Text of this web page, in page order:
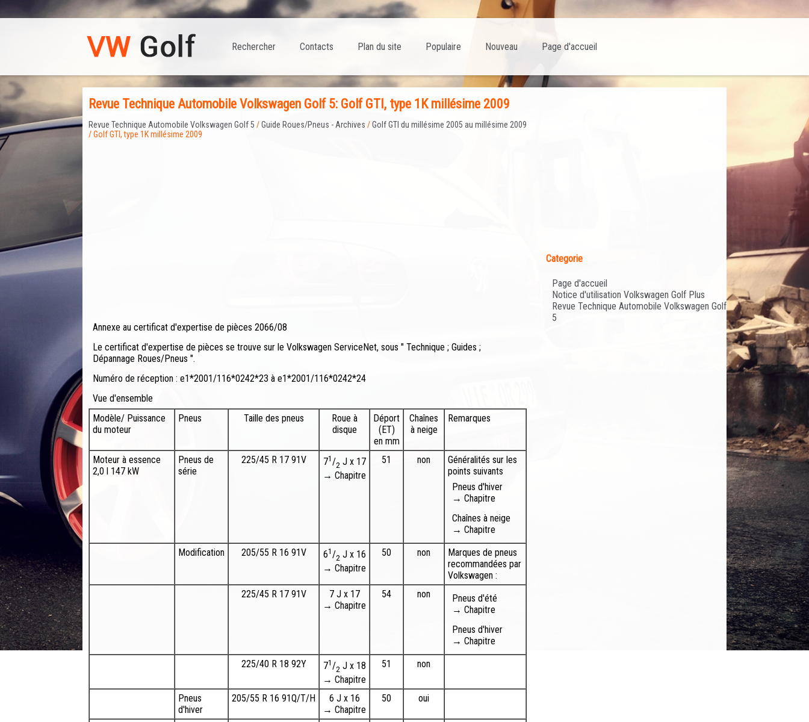
Page d'accueil
Nouveau
Populaire
Plan du site
Contacts
Rechercher
Revue Technique Automobile Volkswagen Golf 5: Golf GTI, type 1K millésime 2009
Revue Technique Automobile Volkswagen Golf 5 /Guide Roues/Pneus - Archives /Golf GTI du millésime 2005 au millésime 2009
/ Golf GTI, type 1K millésime 2009
Annexe au certificat d'expertise de pièces 2066/08
Le certificat d'expertise de pièces se trouve sur le Volkswagen ServiceNet, sous " Technique ; Guides ;
Dépannage Roues/Pneus ".
Numéro de réception : e1*2001/116*0242*23 à e1*2001/116*0242*24
Vue d'ensemble
Modèle/ Puissance
du moteur
Pneus Taille des pneus
Roue à
disque
Déport
(ET)
en mm
Chaînes
à neige
Remarques
Moteur à essence
2,0 l 147 kW
Pneus de
série
225/45 R 17 91V 71 /2 J x 17
→ Chapitre
51 non
Généralités sur les
points suivants
Pneus d'hiver
→ Chapitre
Chaînes à neige
→ Chapitre
Modification
205/55 R 16 91V 61 /2 J x 16
→ Chapitre
50 non
Marques de pneus
recommandées par
Volkswagen :
225/45 R 17 91V
7 J x 17
→ Chapitre
54 non
Pneus d'été
→ Chapitre
Pneus d'hiver
→ Chapitre
225/40 R 18 92Y
71 /2 J x 18
→ Chapitre
51 non
Pneus
d'hiver
205/55 R 16 91Q/T/H
6 J x 16
→ Chapitre
50 oui
Categorie
Page d'accueil
Notice d'utilisation Volkswagen Golf Plus
Revue Technique Automobile Volkswagen Golf
5